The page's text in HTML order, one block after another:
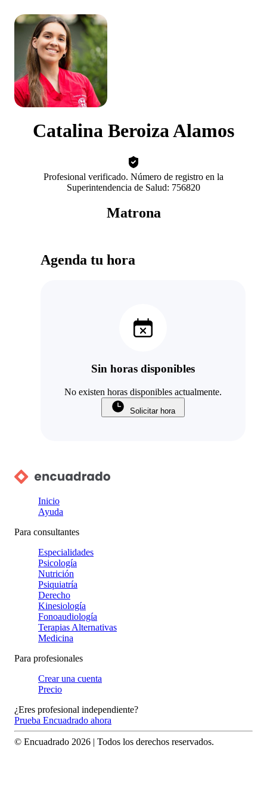
Catalina Beroiza Alamos
Profesional verificado. Número de registro en la
Superintendencia de Salud: 756820
Matrona
Agenda tu hora
Sin horas disponibles
No existen horas disponibles actualmente.
Solicitar hora
Inicio
Ayuda
Para consultantes
Especialidades
Psicología
Nutrición
Psiquiatría
Derecho
Kinesiología
Fonoaudiología
Terapias Alternativas
Medicina
Para profesionales
Crear una cuenta
Precio
¿Eres profesional independiente?
Prueba Encuadrado ahora
© Encuadrado 2026 | Todos los derechos reservados.